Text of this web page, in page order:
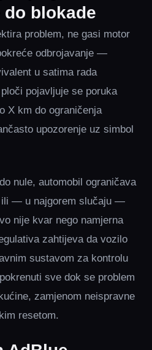
blokade
problem, ne gasi motor
odbrojavanje —
u satima rada
pojavljuje se poruka
X km do ograničenja
upozorenje uz simbol
nule, automobil ograničava
ili — u najgorem slučaju —
nije kvar nego namjerna
zahtijeva da vozilo
sustavom za kontrolu
sve dok se problem
zamjenom neispravne
resetom.